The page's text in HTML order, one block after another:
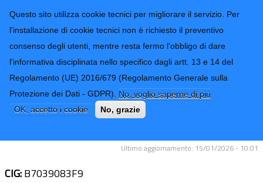
Questo sito utilizza cookie tecnici per migliorare il servizio. Per
l'installazione di cookie tecnici non è richiesto il preventivo
consenso degli utenti, mentre resta fermo l'obbligo di dare
l'informativa disciplinata nello specifico dagli artt. 13 e 14 del
Regolamento (UE) 2016/679 (Regolamento Generale sulla
Protezione dei Dati - GDPR). No, voglio saperne di più
OK, accetto i cookie
No, grazie
Provincia di
Imperia
CONTATTI-URP
TRASPARENZA
Form di ricerca
Risagomatura piano viabile bitumato
SS.PP. Valle Argentina. Piano asfalti
Ultimo aggiornamento: 15/01/2026 - 10:01
CIG:B7039083F9